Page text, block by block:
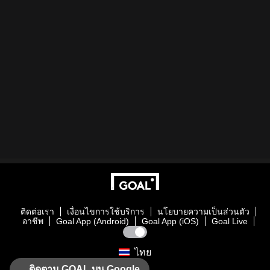
ติดต่อเรา เงื่อนไขการใช้บริการ
นโยบายความเป็นส่วนตัว
อาชีพ
Goal App (Android) Goal App (iOS) Goal Live
ไทย